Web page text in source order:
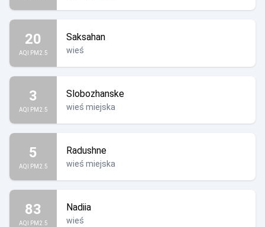
20
AQI PM2.5
Saksahan
wieś
3
AQI PM2.5
Slobozhanske
wieś miejska
5
AQI PM2.5
Radushne
wieś miejska
83
AQI PM2.5
Nadiia
wieś